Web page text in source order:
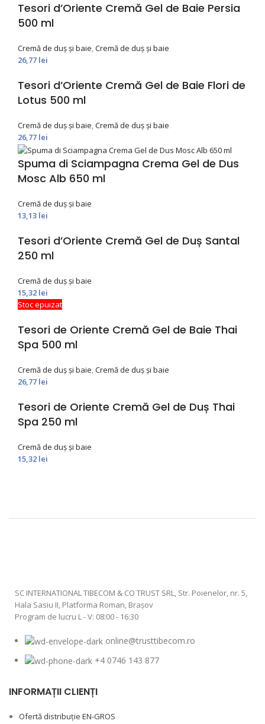
Tesori d’Oriente Cremă Gel de Baie Persia
500 ml
Cremă de duș și baie,Cremă de duș și baie
26,77 lei
Tesori d’Oriente Cremă Gel de Baie Flori de
Lotus 500 ml
Cremă de duș și baie,Cremă de duș și baie
26,77 lei
Spuma di Sciampagna Crema Gel de Dus
Mosc Alb 650 ml
Cremă de duș și baie
13,13 lei
Tesori d’Oriente Cremă Gel de Duș Santal
250 ml
Cremă de duș și baie
15,32 lei
Stoc epuizat
Tesori de Oriente Cremă Gel de Baie Thai
Spa 500 ml
Cremă de duș și baie Cremă de duș și baie
26,77 lei
Tesori de Oriente Cremă Gel de Duș Thai
Spa 250 ml
Cremă de duș și baie
15,32 lei
SC INTERNATIONAL TIBECOM & CO TRUST SRL, Str. Poienelor, nr. 5,
Hala Sasiu II, Platforma Roman, Braşov
Program de lucru L - V: 08:00 - 16:30
online@trusttibecom.ro
+4 0746 143 877
INFORMAȚII CLIENȚI
Ofertă distribuție EN-GROS